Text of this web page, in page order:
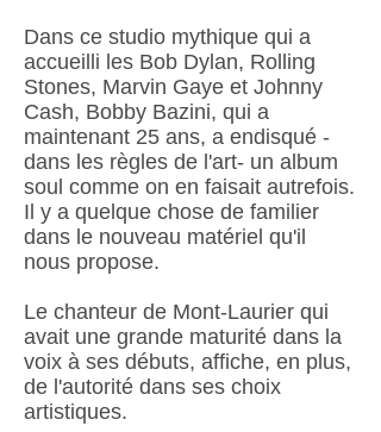
Dans ce studio mythique qui a
accueilli les Bob Dylan, Rolling
Stones, Marvin Gaye et Johnny
Cash, Bobby Bazini, qui a
maintenant 25 ans, a endisqué -
dans les règles de l'art- un album
soul comme on en faisait autrefois.
Il y a quelque chose de familier
dans le nouveau matériel qu'il
nous propose.
Le chanteur de Mont-Laurier qui
avait une grande maturité dans la
voix à ses débuts, affiche, en plus,
de l'autorité dans ses choix
artistiques.